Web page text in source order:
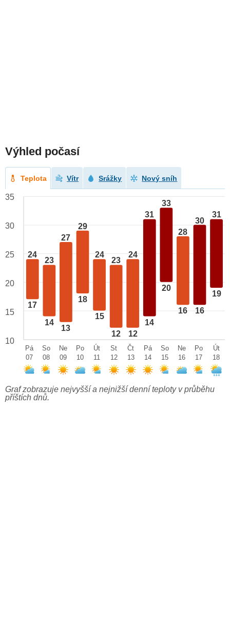
Výhled počasí
Teplota Vítr Srážky Nový sníh
24
17
23
14
27
13
29
18
24
15
23
12
24
12
31
14
33
20
28
16
30
16
31
19
35
30
25
20
15
10
Pá
07
So
08
Ne
09
Po
10
Út
11
St
12
Čt
13
Pá
14
So
15
Ne
16
Po
17
Út
18
Graf zobrazuje nejvyšší a nejnižší denní teploty v průběhu
příštích dnů.